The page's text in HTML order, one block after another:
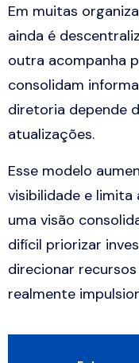
Em muitas
ainda é
outra acompanha
consolidam
diretoria depende
atualizações.
Esse modelo
visibilidade e limita
uma visão
difícil priorizar
direcionar
realmente